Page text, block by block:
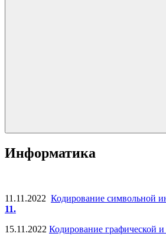
Информатика
11.11.2022 Кодирование символьной
11.
15.11.2022 Кодирование графической